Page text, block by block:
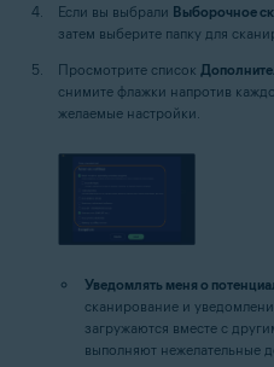
Если вы выбрали Выборочное
затем выберите папку для
Просмотрите список
снимите флажки напротив
желаемые настройки.
Уведомлять меня о
сканирование и
загружаются вместе с
выполняют нежелательные